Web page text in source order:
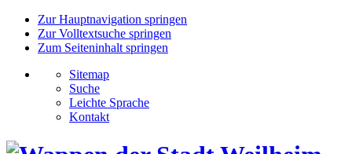
Zur Hauptnavigation springen
Zur Volltextsuche springen
Zum Seiteninhalt springen
Sitemap
Suche
Leichte Sprache
Kontakt